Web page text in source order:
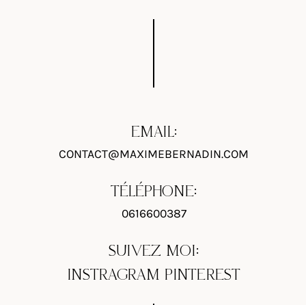
EMAIL:
CONTACT@MAXIMEBERNADIN.COM
TÉLÉPHONE:
0616600387
SUIVEZ MOI:
INSTRAGRAM PINTEREST